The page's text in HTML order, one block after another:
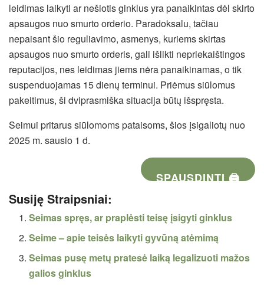
leidimas laikyti ar nešiotis ginklus yra panaikintas dėl skirto
apsaugos nuo smurto orderio. Paradoksalu, tačiau
nepaisant šio reguliavimo, asmenys, kuriems skirtas
apsaugos nuo smurto orderis, gali išlikti nepriekaištingos
reputacijos, nes leidimas jiems nėra panaikinamas, o tik
suspenduojamas 15 dienų terminui. Priėmus siūlomus
pakeitimus, ši dviprasmiška situacija būtų išspręsta.
Seimui pritarus siūlomoms pataisoms, šios įsigaliotų nuo
2025 m. sausio 1 d.
SPAUSDINTI 🖨
Susiję Straipsniai:
Seimas spręs, ar praplėsti teisę įsigyti ginklus
Seime – apie teisės laikyti gyvūną atėmimą
Seimas pusę metų pratesė laiką legalizuoti mažos
galios ginklus